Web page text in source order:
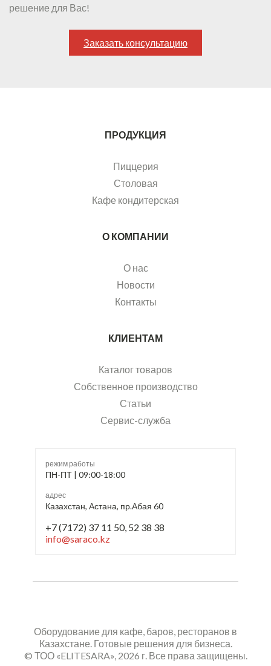
решение для Вас!
Заказать консультацию
ПРОДУКЦИЯ
Пиццерия
Столовая
Кафе кондитерская
О КОМПАНИИ
О нас
Новости
Контакты
КЛИЕНТАМ
Каталог товаров
Собственное производство
Статьи
Сервис-служба
режим работы
ПН-ПТ | 09:00-18:00
адрес
Казахстан, Астана, пр.Абая 60
+7 (7172) 37 11 50, 52 38 38
info@saraco.kz
Оборудование для кафе, баров, ресторанов в
Казахстане. Готовые решения для бизнеса.
© ТОО «ELITESARA», 2026 г. Все права защищены.